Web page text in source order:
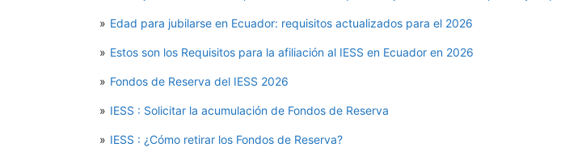
Edad para jubilarse en Ecuador: requisitos actualizados para el 2026
Estos son los Requisitos para la afiliación al IESS en Ecuador en 2026
Fondos de Reserva del IESS 2026
IESS : Solicitar la acumulación de Fondos de Reserva
IESS : ¿Cómo retirar los Fondos de Reserva?